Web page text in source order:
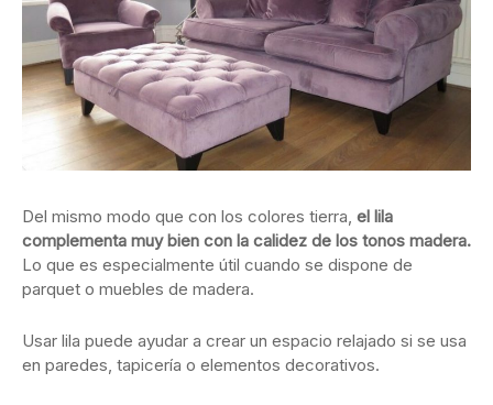
Del mismo modo que con los colores tierra, el lila
complementa muy bien con la calidez de los tonos madera.
Lo que es especialmente útil cuando se dispone de
parquet o muebles de madera.
Usar lila puede ayudar a crear un espacio relajado si se usa
en paredes, tapicería o elementos decorativos.